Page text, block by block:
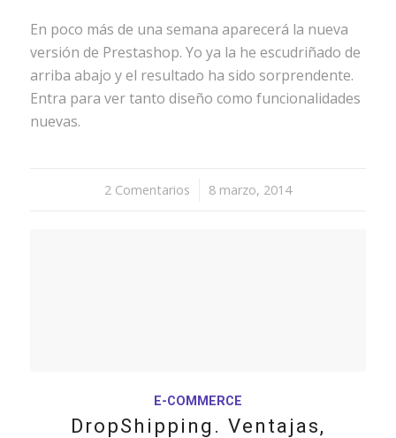
En poco más de una semana aparecerá la nueva
versión de Prestashop. Yo ya la he escudriñado de
arriba abajo y el resultado ha sido sorprendente.
Entra para ver tanto diseño como funcionalidades
nuevas.
2 Comentarios
/ 8 marzo, 2014
E-COMMERCE
DropShipping. Ventajas,